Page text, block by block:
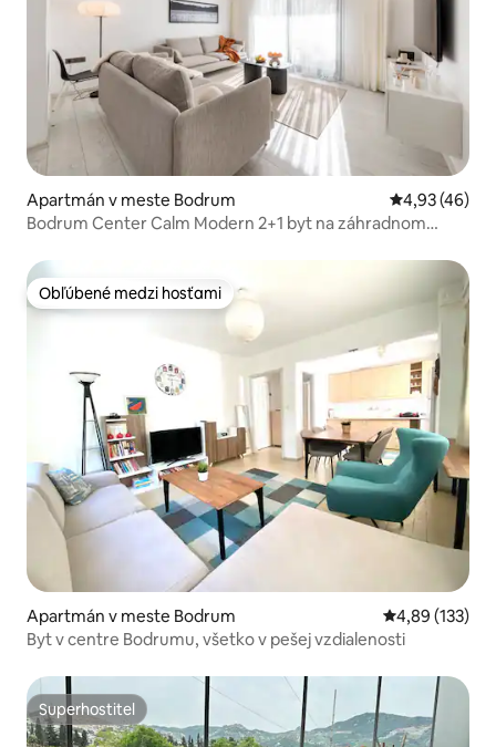
Apartmán v meste Bodrum Priemerné
4,93 (46)
Bodrum Center Calm Modern 2+1 byt na záhradnom
Obľúbené medzi hosťami
Obľúbené medzi hosťami
Apartmán v meste Bodrum Priemerné
4,89 (133)
Byt v centre Bodrumu, všetko v pešej vzdialenosti
Superhostiteľ
Superhostiteľ